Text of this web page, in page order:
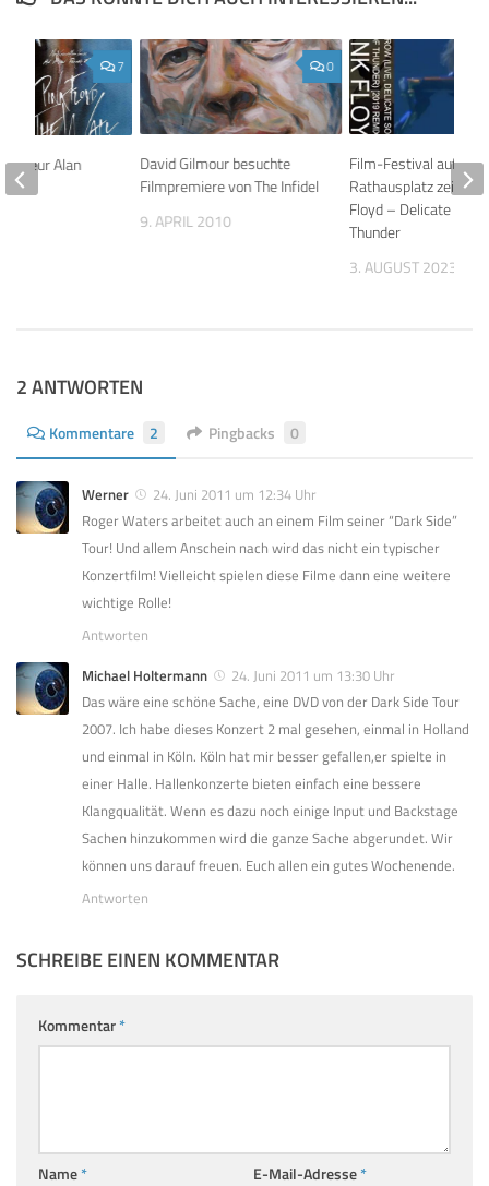
0
David Gilmour besuchte
Filmpremiere von The Infidel
9. APRIL 2010
Film-Festival auf
Rathausplatz zeigt
Floyd – Delicate
Thunder
3. AUGUST 2023
7
Alan
2 ANTWORTEN
Kommentare 2 Pingbacks 0
Werner
24. Juni 2011 um 12:34 Uhr
Roger Waters arbeitet auch an einem Film seiner “Dark Side”
Tour! Und allem Anschein nach wird das nicht ein typischer
Konzertfilm! Vielleicht spielen diese Filme dann eine weitere
wichtige Rolle!
Antworten
Michael Holtermann
24. Juni 2011 um 13:30 Uhr
Das wäre eine schöne Sache, eine DVD von der Dark Side Tour
2007. Ich habe dieses Konzert 2 mal gesehen, einmal in Holland
und einmal in Köln. Köln hat mir besser gefallen,er spielte in
einer Halle. Hallenkonzerte bieten einfach eine bessere
Klangqualität. Wenn es dazu noch einige Input und Backstage
Sachen hinzukommen wird die ganze Sache abgerundet. Wir
können uns darauf freuen. Euch allen ein gutes Wochenende.
Antworten
SCHREIBE EINEN KOMMENTAR
Kommentar*
Name* E-Mail-Adresse*